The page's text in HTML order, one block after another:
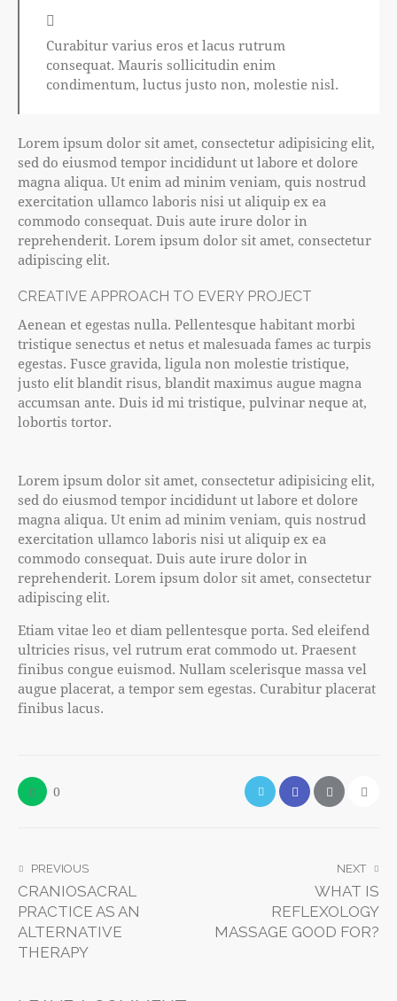
Curabitur varius eros et lacus rutrum
consequat. Mauris sollicitudin enim
condimentum, luctus justo non, molestie nisl.
Lorem ipsum dolor sit amet, consectetur adipisicing elit,
sed do eiusmod tempor incididunt ut labore et dolore
magna aliqua. Ut enim ad minim veniam, quis nostrud
exercitation ullamco laboris nisi ut aliquip ex ea
commodo consequat. Duis aute irure dolor in
reprehenderit. Lorem ipsum dolor sit amet, consectetur
adipiscing elit.
CREATIVE APPROACH TO EVERY PROJECT
Aenean et egestas nulla. Pellentesque habitant morbi
tristique senectus et netus et malesuada fames ac turpis
egestas. Fusce gravida, ligula non molestie tristique,
justo elit blandit risus, blandit maximus augue magna
accumsan ante. Duis id mi tristique, pulvinar neque at,
lobortis tortor.
Lorem ipsum dolor sit amet, consectetur adipisicing elit,
sed do eiusmod tempor incididunt ut labore et dolore
magna aliqua. Ut enim ad minim veniam, quis nostrud
exercitation ullamco laboris nisi ut aliquip ex ea
commodo consequat. Duis aute irure dolor in
reprehenderit. Lorem ipsum dolor sit amet, consectetur
adipiscing elit.
Etiam vitae leo et diam pellentesque porta. Sed eleifend
ultricies risus, vel rutrum erat commodo ut. Praesent
finibus congue euismod. Nullam scelerisque massa vel
augue placerat, a tempor sem egestas. Curabitur placerat
finibus lacus.
0
PREVIOUS
CRANIOSACRAL
PRACTICE AS AN
ALTERNATIVE
THERAPY
NEXT
WHAT IS
REFLEXOLOGY
MASSAGE GOOD FOR?